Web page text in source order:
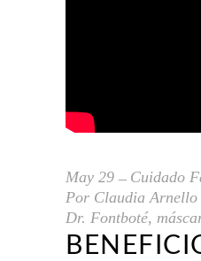
May 29
Cuidado
Por Claudia Arnello
Dr. Fontboté,